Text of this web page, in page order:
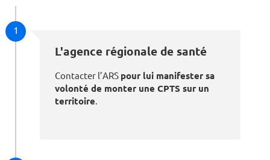
1
L'agence régionale de santé
Contacter l’ARS pour lui manifester sa
volonté de monter une CPTS sur un
territoire.